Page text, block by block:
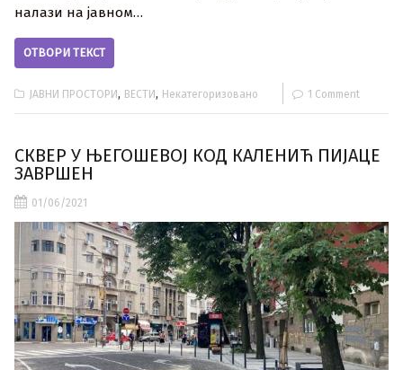
налази на јавном…
ОТВОРИ ТЕКСТ
ЈАВНИ ПРОСТОРИ, ВЕСТИ, Некатегоризовано 1 Comment
СКВЕР У ЊЕГОШЕВОЈ КОД КАЛЕНИЋ ПИЈАЦЕ
ЗАВРШЕН
01/06/2021